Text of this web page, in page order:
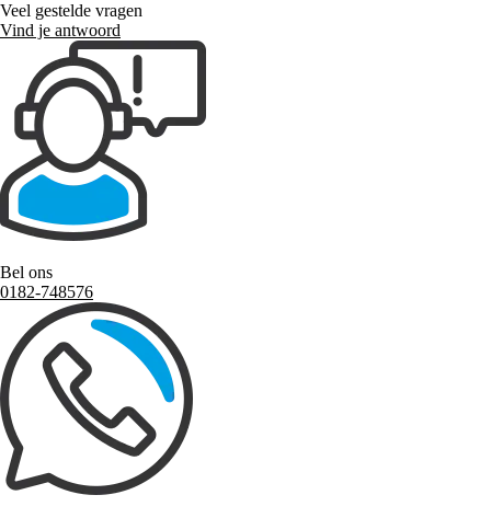
Veel gestelde vragen
Vind je antwoord
Bel ons
0182-748576